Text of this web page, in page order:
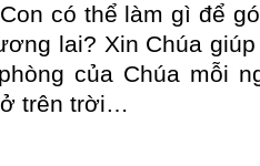
có thể làm gì để
lai? Xin Chúa
của Chúa mỗi
ở trên trời…